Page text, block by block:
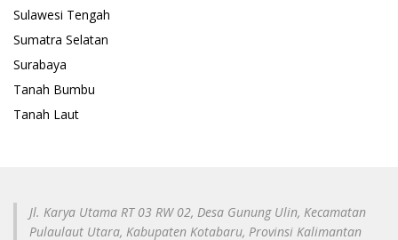
Sulawesi Tengah
Sumatra Selatan
Surabaya
Tanah Bumbu
Tanah Laut
Jl. Karya Utama RT 03 RW 02, Desa Gunung Ulin, Kecamatan
Pulaulaut Utara, Kabupaten Kotabaru, Provinsi Kalimantan